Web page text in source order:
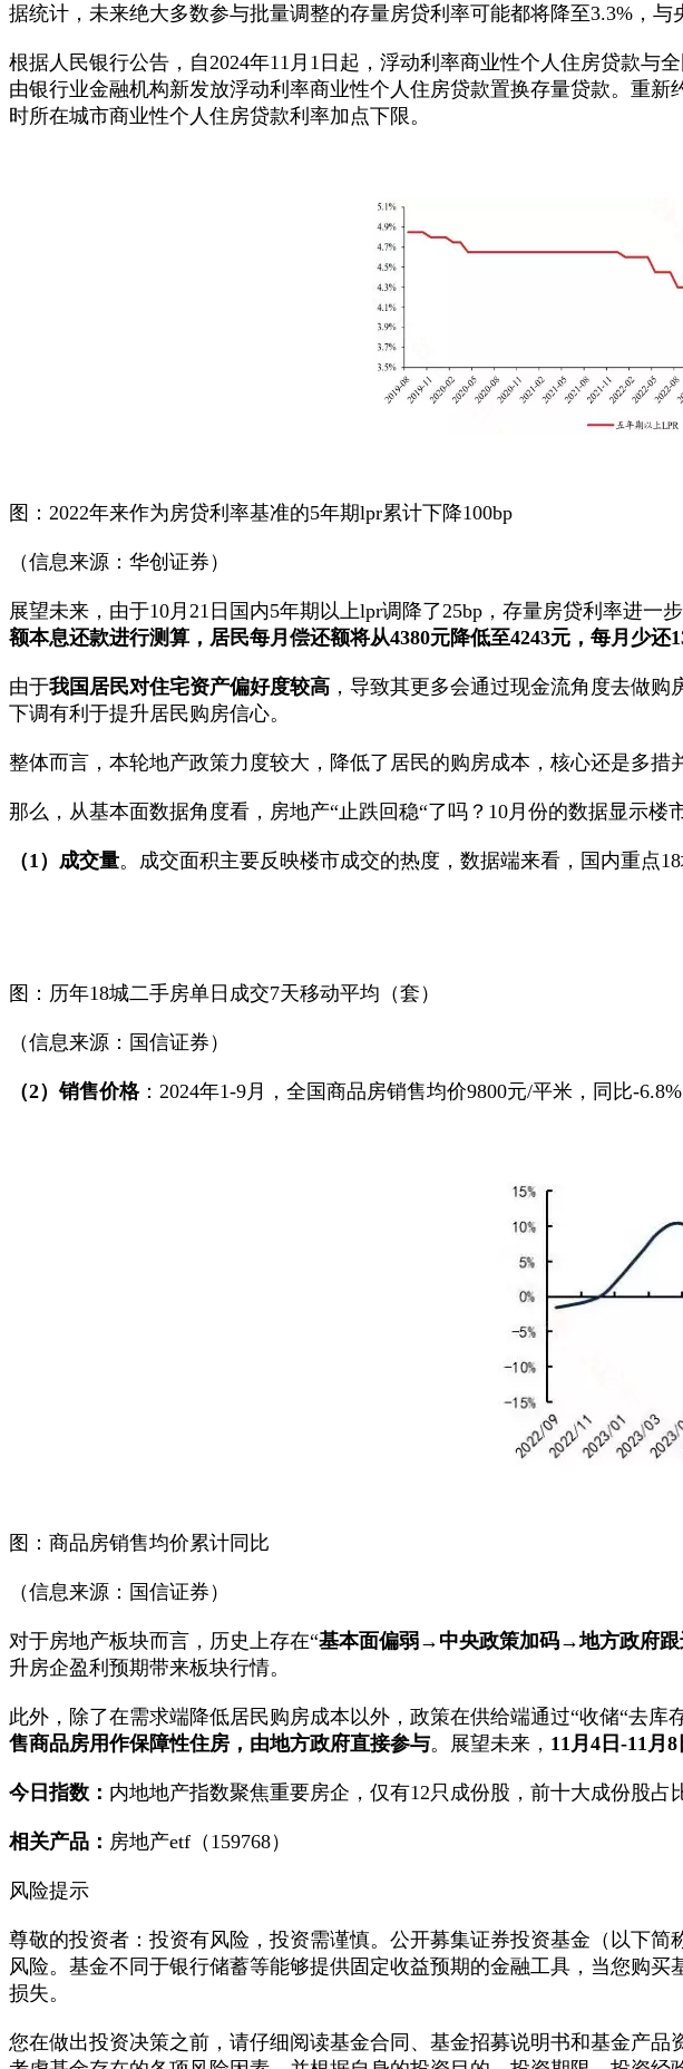
据统计，未来绝大多数参与批量调整的存量房贷利率可能都将降至3.3%，与
根据人民银行公告，自2024年11月1日起，浮动利率商业性个人住房贷款与
由银行业金融机构新发放浮动利率商业性个人住房贷款置换存量贷款。重
时所在城市商业性个人住房贷款利率加点下限。
图：2022年来作为房贷利率基准的5年期lpr累计下降100bp
（信息来源：华创证券）
展望未来，由于10月21日国内5年期以上lpr调降了25bp，存量房贷利率进一
额本息还款进行测算，居民每月偿还额将从4380元降低至4243元，每月少还
由于我国居民对住宅资产偏好度较高 ，导致其更多会通过现金流角度去做购
下调有利于提升居民购房信心。
整体而言，本轮地产政策力度较大，降低了居民的购房成本，核心还是多措
那么，从基本面数据角度看，房地产“止跌回稳“了吗？10月份的数据显示楼
（1 ）成交量。成交面积主要反映楼市成交的热度，数据端来看，国内重点
图：历年18城二手房单日成交7天移动平均（套）
（信息来源：国信证券）
（2）销售价格：2024年1-9月，全国商品房销售均价9800元/平米，同比-
图：商品房销售均价累计同比
（信息来源：国信证券）
对于房地产板块而言，历史上存在“基本面偏弱→中央政策加码→地方政府
升房企盈利预期带来板块行情。
此外，除了在需求端降低居民购房成本以外，政策在供给端通过“收储“去库
售商品房用作保障性住房，由地方政府直接参与。展望未来， 11 月 4 日 -11 月 8
今日指数： 内地地产指数聚焦重要房企，仅有12只成份股，前十大成份股占
相关产品： 房地产etf（159768）
风险提示
尊敬的投资者：投资有风险，投资需谨慎。公开募集证券投资基金（以下
风险。基金不同于银行储蓄等能够提供固定收益预期的金融工具，当您购
损失。
您在做出投资决策之前，请仔细阅读基金合同、基金招募说明书和基金产